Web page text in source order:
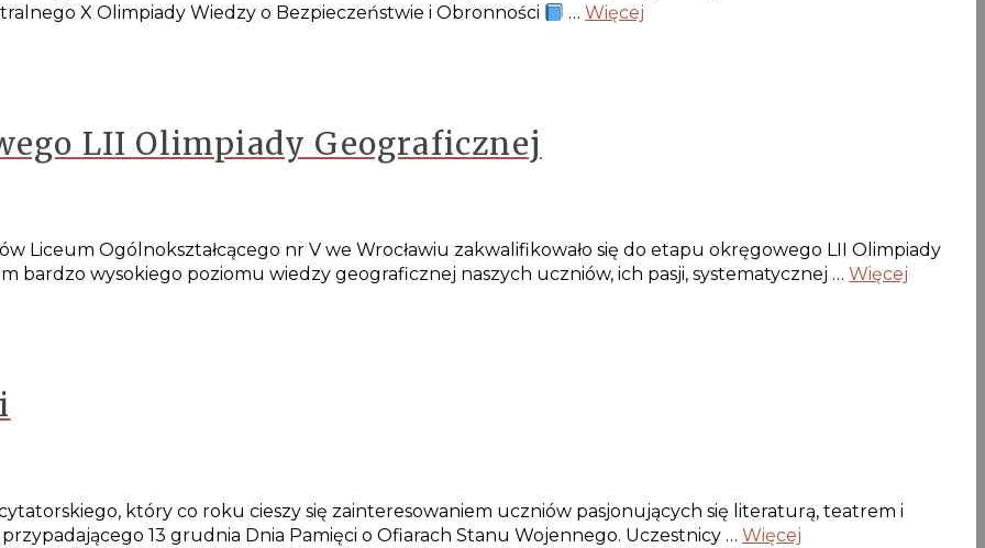
X Olimpiady Wiedzy o Bezpieczeństwie i Obronności
…Więcej
LII Olimpiady Geograficznej
Liceum Ogólnokształcącego nr V we Wrocławiu zakwalifikowało się do etapu okręgowego LII Olimpiady
bardzo wysokiego poziomu wiedzy geograficznej naszych uczniów, ich pasji, systematycznej …Więcej
który co roku cieszy się zainteresowaniem uczniów pasjonujących się literaturą, teatrem i
13 grudnia Dnia Pamięci o Ofiarach Stanu Wojennego. Uczestnicy … Więcej